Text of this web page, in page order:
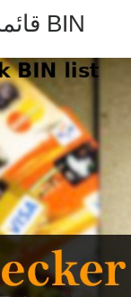
allegius f c u debit : IIN / قائمة BIN